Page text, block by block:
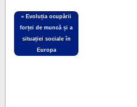
« Evoluția ocupării
forței de muncă și a
situației sociale în
Europa